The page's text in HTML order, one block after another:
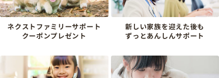
ネクストファミリーサポート
クーポンプレゼント
新しい家族を迎えた後も
ずっとあんしんサポート